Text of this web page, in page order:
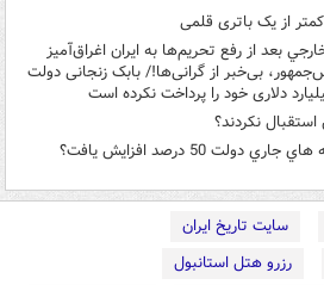
از یک باتری قلمی
بعد از رفع تحريم‌ها به ایران اغراق‌آميز
بی‌خبر از گرانی‌ها!/ بابک زنجانی دولت
نکردند؟
50 درصد افزايش يافت؟
سایت تاریخ ایران
رزرو هتل استانبول